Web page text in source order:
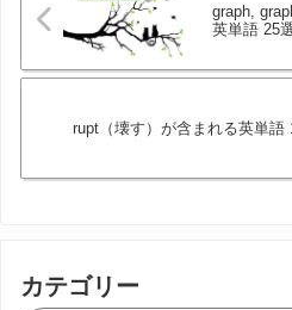
graph,
英単語 25
rupt（壊す）が含まれる英単語
カテゴリー